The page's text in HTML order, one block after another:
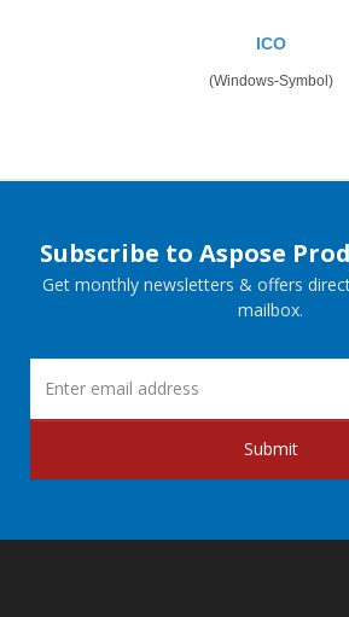
ICO
(Windows-Symbol)
Subscribe to Aspose
Get monthly newsletters & offers
mailbox.
Submit